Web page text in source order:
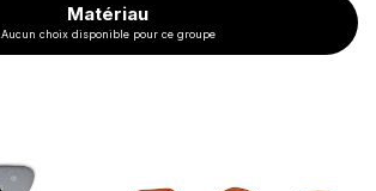
Matériau
Aucun choix disponible pour ce groupe